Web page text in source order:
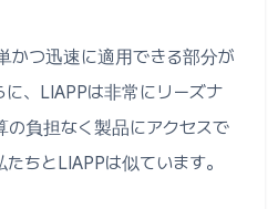
かつ迅速に適用できる部分が
、LIAPPは非常にリーズナ
の負担なく製品にアクセスで
ちとLIAPPは似ています。